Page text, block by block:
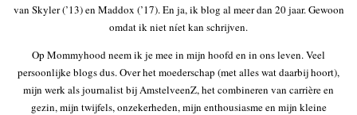
van Skyler (’13) en Maddox (’17). En ja, ik blog al meer dan 20 jaar. Gewoon
omdat ik niet níet kan schrijven.
Op Mommyhood neem ik je mee in mijn hoofd en in ons leven. Veel
persoonlijke blogs dus. Over het moederschap (met alles wat daarbij hoort),
mijn werk als journalist bij AmstelveenZ, het combineren van carrière en
gezin, mijn twijfels, onzekerheden, mijn enthousiasme en mijn kleine